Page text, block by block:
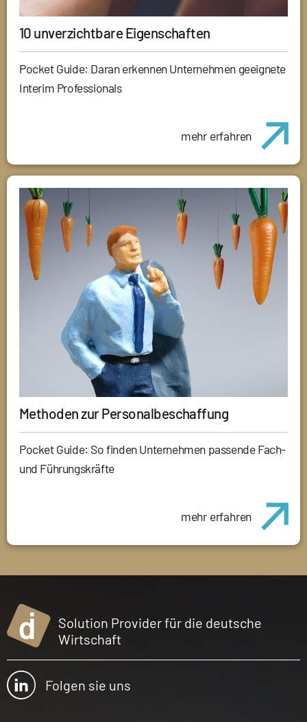
10 unverzichtbare Eigenschaften
Pocket Guide: Daran erkennen Unternehmen geeignete
Interim Professionals
mehr erfahren
Methoden zur Personalbeschaffung
Pocket Guide: So finden Unternehmen passende Fach-
und Führungskräfte
mehr erfahren
Solution Provider für die deutsche
Wirtschaft
Folgen sie uns